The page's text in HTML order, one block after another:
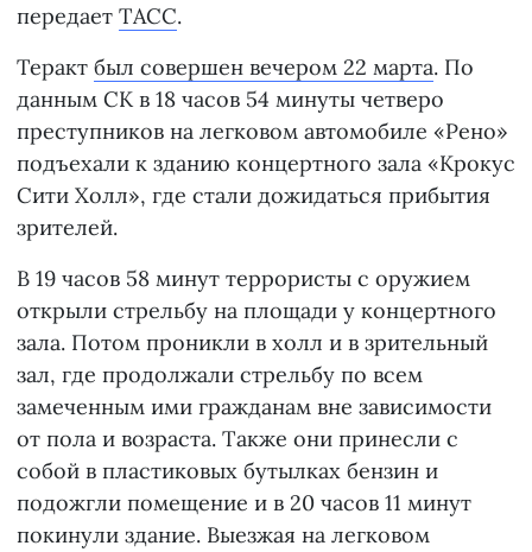
передает ТАСС.
Теракт был совершен вечером 22 марта. По
данным СК в 18 часов 54 минуты четверо
преступников на легковом автомобиле «Рено»
подъехали к зданию концертного зала «Крокус
Сити Холл», где стали дожидаться прибытия
зрителей.
В 19 часов 58 минут террористы с оружием
открыли стрельбу на площади у концертного
зала. Потом проникли в холл и в зрительный
зал, где продолжали стрельбу по всем
замеченным ими гражданам вне зависимости
от пола и возраста. Также они принесли с
собой в пластиковых бутылках бензин и
подожгли помещение и в 20 часов 11 минут
покинули здание. Выезжая на легковом